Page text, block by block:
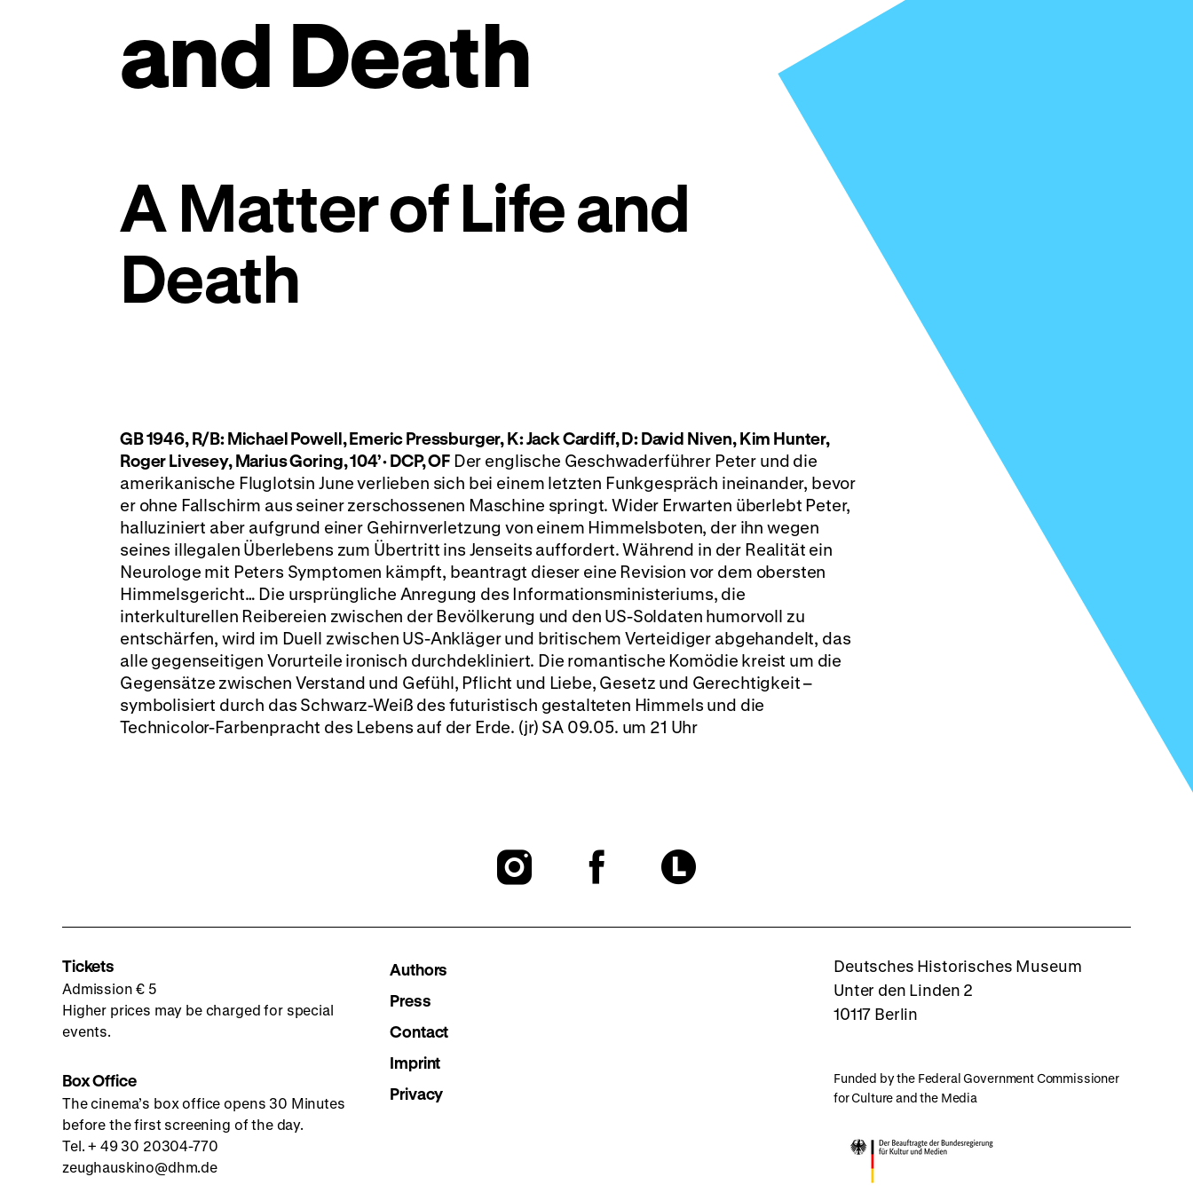
and Death
A Matter of Life and
Death
GB 1946, R/B: Michael Powell, Emeric Pressburger, K: Jack Cardiff, D: David Niven, Kim Hunter,
Roger Livesey, Marius Goring, 104’ · DCP, OFDer englische Geschwaderführer Peter und die
amerikanische Fluglotsin June verlieben sich bei einem letzten Funkgespräch ineinander, bevor
er ohne Fallschirm aus seiner zerschossenen Maschine springt. Wider Erwarten überlebt Peter,
halluziniert aber aufgrund einer Gehirnverletzung von einem Himmelsboten, der ihn wegen
seines illegalen Überlebens zum Übertritt ins Jenseits auffordert. Während in der Realität ein
Neurologe mit Peters Symptomen kämpft, beantragt dieser eine Revision vor dem obersten
Himmelsgericht… Die ursprüngliche Anregung des Informationsministeriums, die
interkulturellen Reibereien zwischen der Bevölkerung und den US-Soldaten humorvoll zu
entschärfen, wird im Duell zwischen US-Ankläger und britischem Verteidiger abgehandelt, das
alle gegenseitigen Vorurteile ironisch durchdekliniert. Die romantische Komödie kreist um die
Gegensätze zwischen Verstand und Gefühl, Pflicht und Liebe, Gesetz und Gerechtigkeit –
symbolisiert durch das Schwarz-Weiß des futuristisch gestalteten Himmels und die
Technicolor-Farbenpracht des Lebens auf der Erde. (jr) SA 09.05. um 21 Uhr
To
To
To
Letterboxd
Tickets
Admission € 5
Higher prices may be charged for special
events.
Box Office
The cinema’s box office opens 30 Minutes
before the first screening of the day.
Tel. + 49 30 20304-770
zeughauskino@dhm.de
Authors
Press
Contact
Imprint
Privacy
Deutsches Historisches Museum
Unter den Linden 2
10117 Berlin
Funded by the Federal Government Commissioner
for Culture and the Media